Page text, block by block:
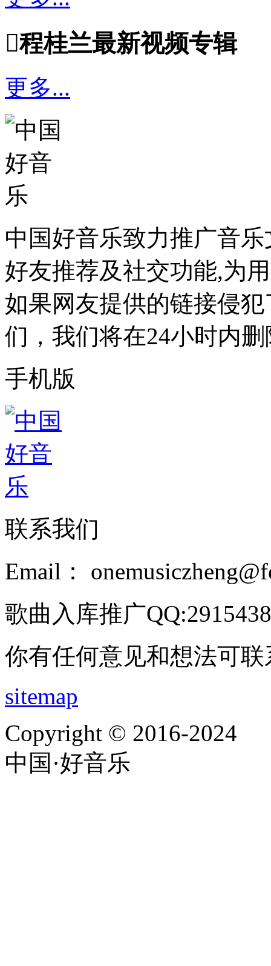
程桂兰最新视频专辑
更多...
中国好音乐致力推广音
好友推荐及社交功能,为
如果网友提供的链接侵
们，我们将在24小时内
手机版
联系我们
Email：
歌曲入库推广
你有任何意见和想法可
sitemap
Copyright © 2016-2024
中国·好音乐